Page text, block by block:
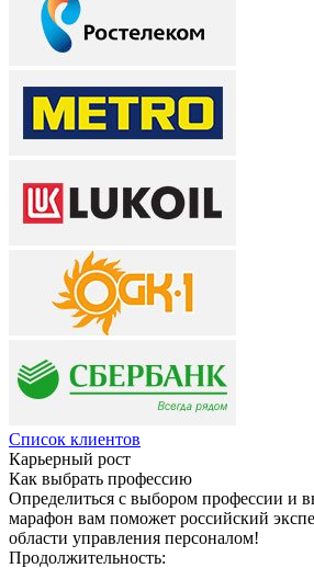
Список клиентов
Карьерный рост
Как выбрать профессию
Определиться с выбором профессии и
марафон вам поможет российский
области управления персоналом!
Продолжительность: